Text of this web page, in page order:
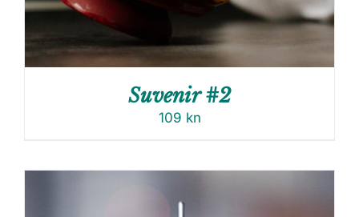
Suvenir #2
109 kn